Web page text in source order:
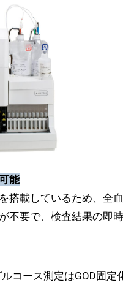
能
搭載しているため、全
不要で、検査結果の即
コース測定はGOD固